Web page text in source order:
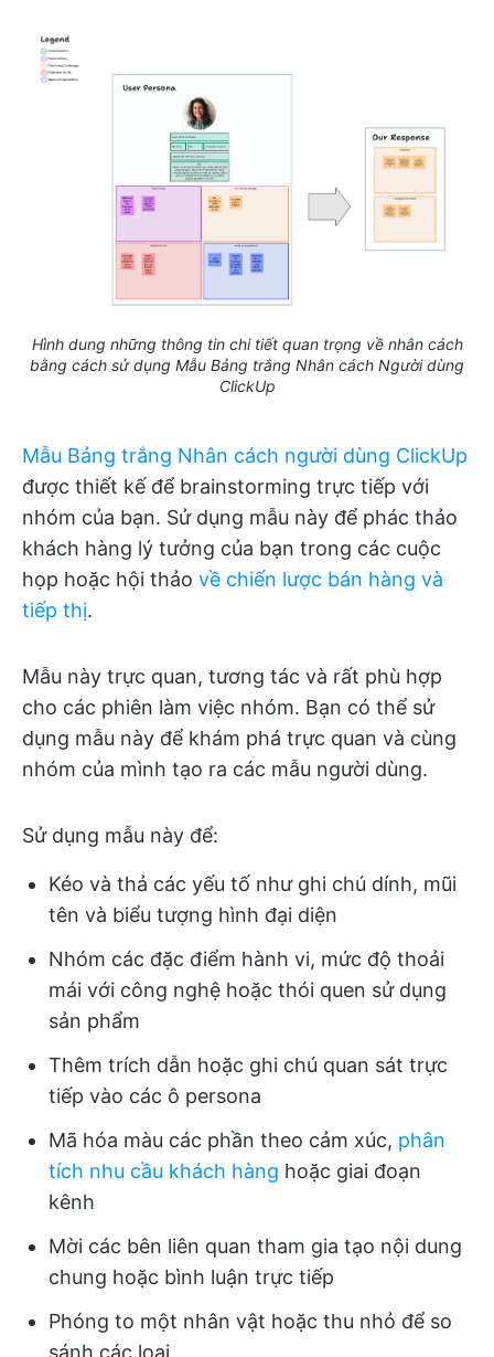
Hình dung những thông tin chi tiết quan trọng về nhân cách
bằng cách sử dụng Mẫu Bảng trắng Nhân cách Người dùng
ClickUp
Mẫu Bảng trắng Nhân cách người dùng ClickUp
được thiết kế để brainstorming trực tiếp với
nhóm của bạn. Sử dụng mẫu này để phác thảo
khách hàng lý tưởng của bạn trong các cuộc
họp hoặc hội thảo về chiến lược bán hàng và
tiếp thị.
Mẫu này trực quan, tương tác và rất phù hợp
cho các phiên làm việc nhóm. Bạn có thể sử
dụng mẫu này để khám phá trực quan và cùng
nhóm của mình tạo ra các mẫu người dùng.
Sử dụng mẫu này để:
Kéo và thả các yếu tố như ghi chú dính, mũi
tên và biểu tượng hình đại diện
Nhóm các đặc điểm hành vi, mức độ thoải
mái với công nghệ hoặc thói quen sử dụng
sản phẩm
Thêm trích dẫn hoặc ghi chú quan sát trực
tiếp vào các ô persona
Mã hóa màu các phần theo cảm xúc, phân
tích nhu cầu khách hàng hoặc giai đoạn
kênh
Mời các bên liên quan tham gia tạo nội dung
chung hoặc bình luận trực tiếp
Phóng to một nhân vật hoặc thu nhỏ để so
sánh các loại